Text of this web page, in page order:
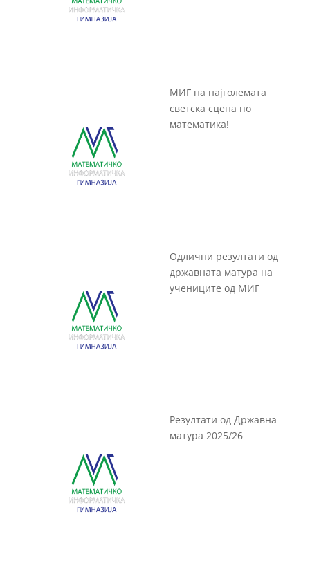
МИГ на најголемата
светска сцена по
математика!
Одлични резултати од
државната матура на
учениците од МИГ
Резултати од Државна
матура 2025/26